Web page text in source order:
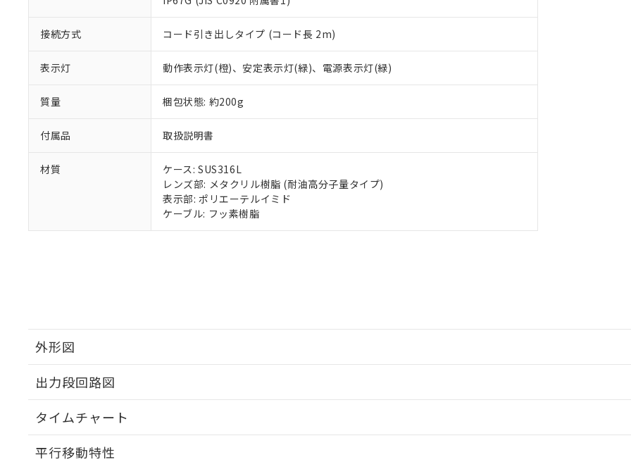
接続方式 コード引き出しタイプ (コード長 2m)
表示灯 動作表示灯(橙)、安定表示灯(緑)、電源表示灯(緑)
質量 梱包状態: 約200g
付属品 取扱説明書
材質
ケース: SUS316L
レンズ部: メタクリル樹脂 (耐油高分子量タイプ)
表示部: ポリエーテルイミド
ケーブル: フッ素樹脂
外形図
出力段回路図
タイムチャート
平行移動特性
既に当社にて対応品への在庫切替を完了していることから、特段のことがない限り、
り割愛しております。